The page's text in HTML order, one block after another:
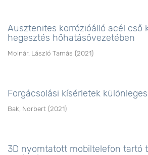
Ausztenites korrózióálló acél cső
hegesztés hőhatásövezetében
Molnár, László Tamás (2021)
Forgácsolási kísérletek
Bak, Norbert (2021)
3D nyomtatott mobiltelefon tartó